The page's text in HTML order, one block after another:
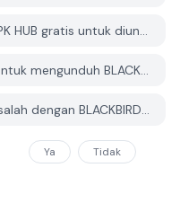
Apakah BLACKBIRD T di PGYER APK HUB gratis untuk diunduh?
Apakah saya memerlukan akun untuk mengunduh BLACKBIRD T dari PGYER APK HUB?
Bagaimana cara melaporkan masalah dengan BLACKBIRD T di PGYER APK HUB?
Ya Tidak